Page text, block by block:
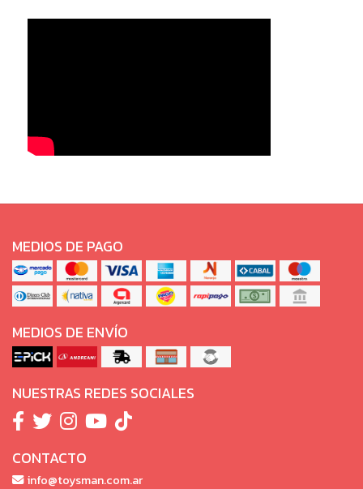
MEDIOS DE PAGO
MEDIOS DE ENVÍO
NUESTRAS REDES SOCIALES
CONTACTO
info@toysman.com.ar